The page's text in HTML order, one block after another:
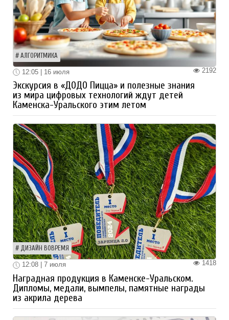
АЛГОРИТМИКА
2192
12:05 | 16 июля
Экскурсия в «ДОДО Пицца» и полезные знания
из мира цифровых технологий ждут детей
Каменска-Уральского этим летом
ДИЗАЙН ВОВРЕМЯ
1418
12:08 | 7 июля
Наградная продукция в Каменске-Уральском.
Дипломы, медали, вымпелы, памятные награды
из акрила дерева